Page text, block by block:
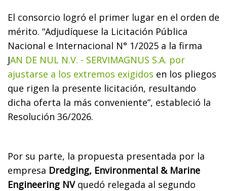
El consorcio logró el primer lugar en el orden de
mérito. “Adjudíquese la Licitación Pública
Nacional e Internacional N° 1/2025 a la firma
JAN DE NUL N.V. - SERVIMAGNUS S.A. por
ajustarse a los extremos exigidos en los pliegos
que rigen la presente licitación, resultando
dicha oferta la más conveniente”, estableció la
Resolución 36/2026.
Por su parte, la propuesta presentada por la
empresa Dredging, Environmental & Marine
Engineering NV quedó relegada al segundo